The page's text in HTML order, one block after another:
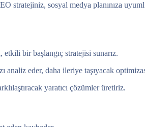
stratejiniz, sosyal medya planınıza
bir başlangıç stratejisi sunarız.
analiz eder, daha ileriye taşıyacak
yaratıcı çözümler üretiriz.